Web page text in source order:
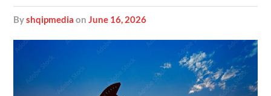
byshqipmedia onJune 16, 2026